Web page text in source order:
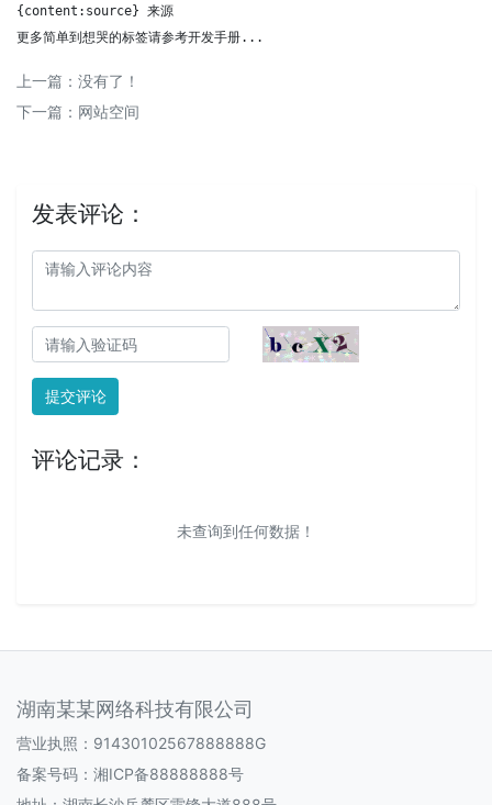
{content:source} 来源
更多简单到想哭的标签请参考开发手册...
上一篇：没有了！
下一篇： 网站空间
发表评论：
提交评论
评论记录：
未查询到任何数据！
湖南某某网络科技有限公司
营业执照：91430102567888888G
备案号码： 湘ICP备88888888号